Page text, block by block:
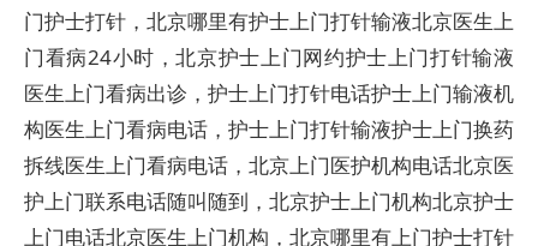
门护士打针，北京哪里有护士上门打针输液北京医生上
门看病24小时，北京护士上门网约护士上门打针输液
医生上门看病出诊，护士上门打针电话护士上门输液机
构医生上门看病电话，护士上门打针输液护士上门换药
拆线医生上门看病电话，北京上门医护机构电话北京医
护上门联系电话随叫随到，北京护士上门机构北京护士
上门电话北京医生上门机构，北京哪里有上门护士打针